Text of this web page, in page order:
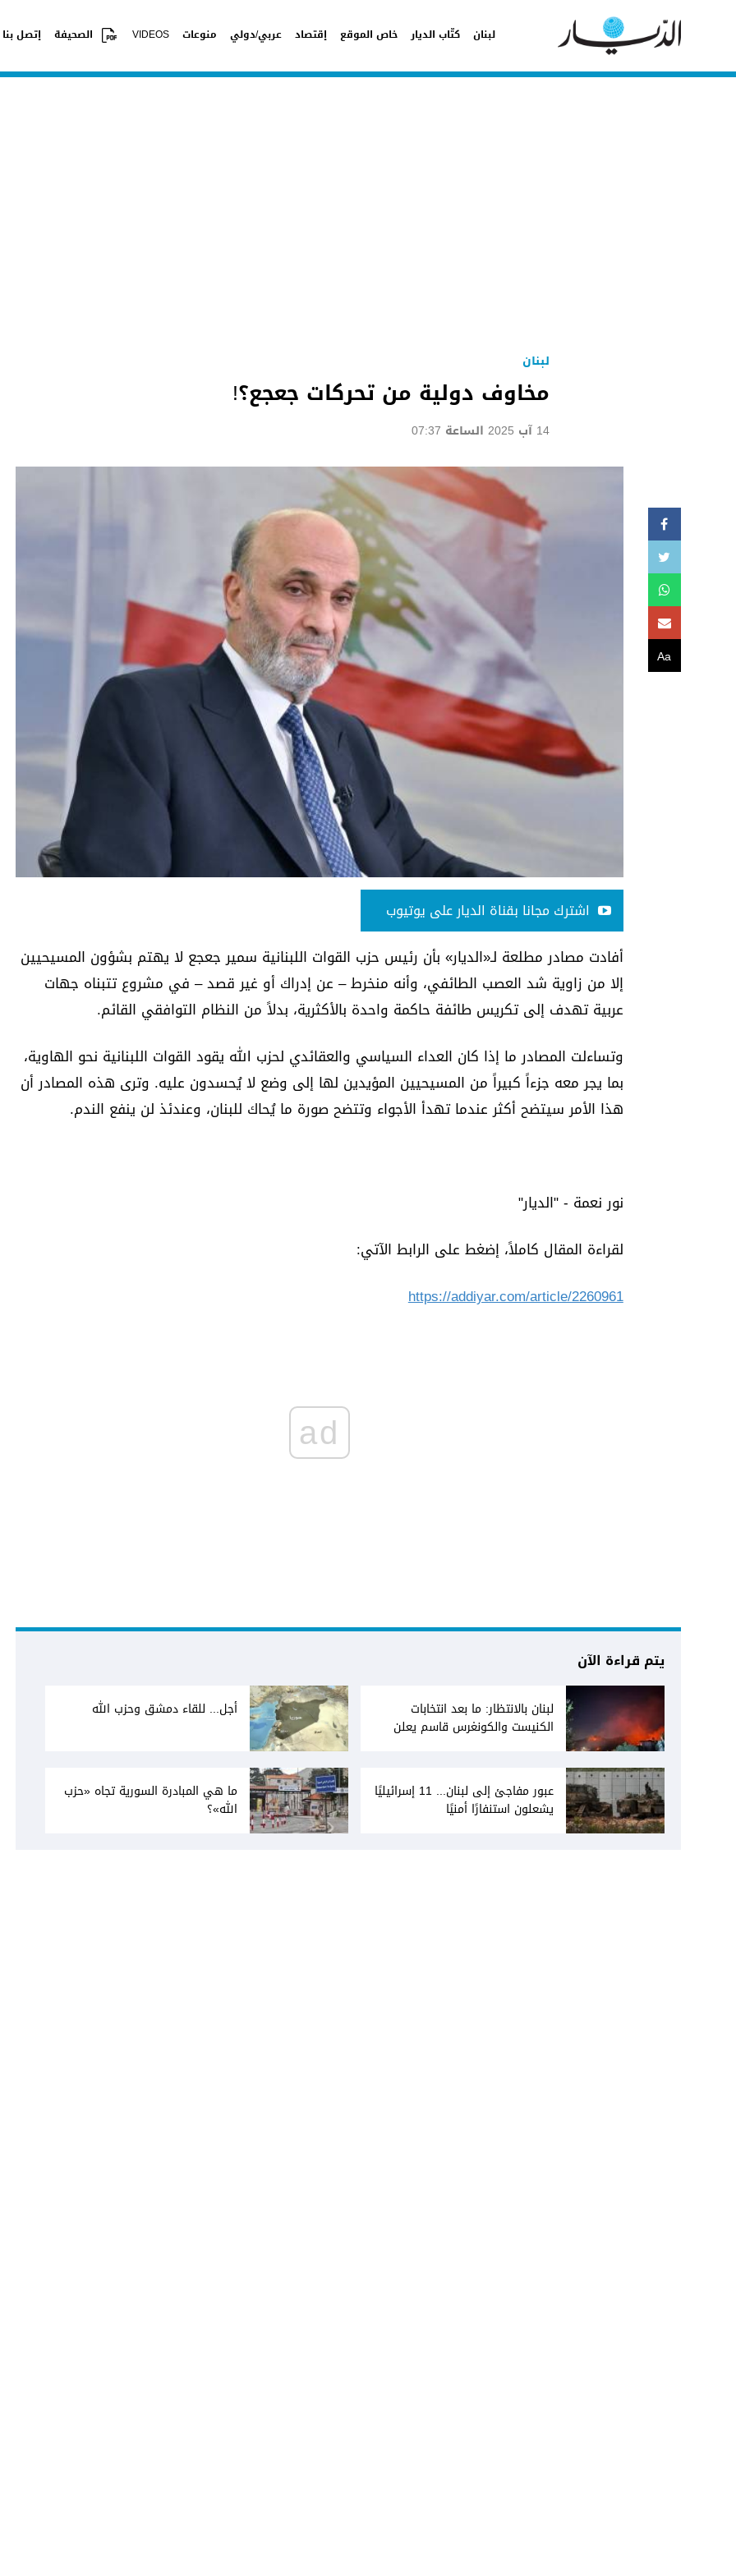
لبنان كتّاب الديار خاص الموقع إقتصاد عربي/دولي منوعات VIDEOS الصحيفة إتصل بنا
لبنان
مخاوف دولية من تحركات جعجع؟!
14 آب 2025 الساعة 07:37
Aa
اشترك مجانا بقناة الديار على يوتيوب
أفادت مصادر مطلعة لـ«الديار» بأن رئيس حزب القوات اللبنانية سمير جعجع لا يهتم بشؤون المسيحيين
إلا من زاوية شد العصب الطائفي، وأنه منخرط – عن إدراك أو غير قصد – في مشروع تتبناه جهات
عربية تهدف إلى تكريس طائفة حاكمة واحدة بالأكثرية، بدلاً من النظام التوافقي القائم.
وتساءلت المصادر ما إذا كان العداء السياسي والعقائدي لحزب الله يقود القوات اللبنانية نحو الهاوية،
بما يجر معه جزءاً كبيراً من المسيحيين المؤيدين لها إلى وضع لا يُحسدون عليه. وترى هذه المصادر أن
هذا الأمر سيتضح أكثر عندما تهدأ الأجواء وتتضح صورة ما يُحاك للبنان، وعندئذ لن ينفع الندم.
نور نعمة - "الديار"
لقراءة المقال كاملاً، إضغط على الرابط الآتي:
https://addiyar.com/article/2260961
ad
يتم قراءة الآن
لبنان بالانتظار: ما بعد انتخابات
الكنيست والكونغرس قاسم يعلن
أجل... للقاء دمشق وحزب الله
عبور مفاجئ إلى لبنان... 11 إسرائيليًا
يشعلون استنفارًا أمنيًا
ما هي المبادرة السورية تجاه «حزب
الله»؟